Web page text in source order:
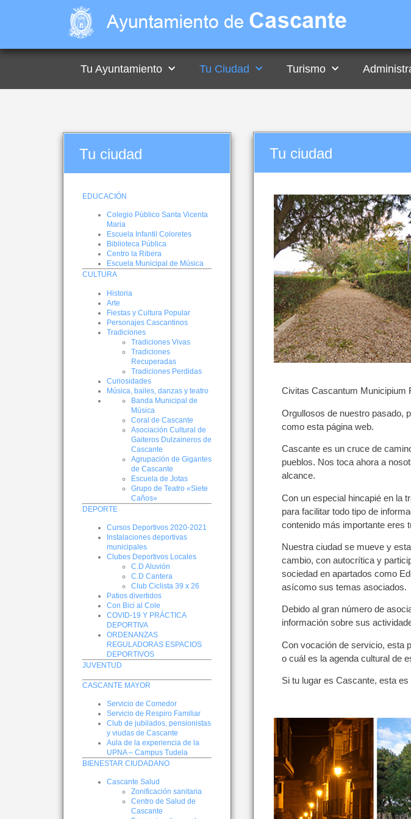
Tu Ayuntamiento Tu Ciudad Turismo
Tu ciudad
EDUCACIÓN
Colegio Público Santa Vicenta
Maria
Escuela Infantil Coloretes
Biblioteca Pública
Centro la Ribera
Escuela Municipal de Música
CULTURA
Historia
Arte
Fiestas y Cultura Popular
Personajes Cascantinos
Tradiciones
Tradiciones Vivas
Tradiciones
Recuperadas
Tradiciones Perdidas
Curiosidades
Música, bailes, danzas y teatro
Banda Municipal de
Música
Coral de Cascante
Asociación Cultural de
Gaiteros Dulzaineros de
Cascante
Agrupación de Gigantes
de Cascante
Escuela de Jotas
Grupo de Teatro «Siete
Caños»
DEPORTE
Cursos Deportivos 2020-2021
Instalaciones deportivas
municipales
Clubes Deportivos Locales
C.D Aluvión
C.D Cantera
Club Ciclista 39 x 26
Patios divertidos
Con Bici al Cole
COVID-19 Y PRÁCTICA
DEPORTIVA
ORDENANZAS
REGULADORAS ESPACIOS
DEPORTIVOS
JUVENTUD
CASCANTE MAYOR
Servicio de Comedor
Servicio de Respiro Familiar
Club de jubilados, pensionistas
y viudas de Cascante
Aula de la experiencia de la
UPNA – Campus Tudela
BIENESTAR CIUDADANO
Cascante Salud
Zonificación sanitaria
Centro de Salud de
Cascante
Tu ciudad
Civitas Cascantum Municipium
Orgullosos de nuestro pasado,
como esta página web.
Cascante es un cruce de
pueblos. Nos toca ahora a
alcance.
Con un especial hincapié en la
para facilitar todo tipo de
contenido más importante eres
Nuestra ciudad se mueve y
cambio, con autocrítica y
sociedad en apartados como
asícomo sus temas asociados.
Debido al gran número de
información sobre sus
Con vocación de servicio, esta
o cuál es la agenda cultural de
Si tu lugar es Cascante, esta es